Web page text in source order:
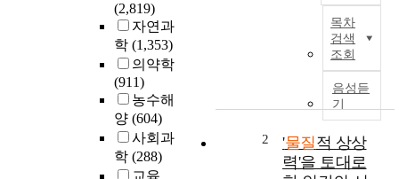
(2,819)
자연과
학 (1,353)
의약학
(911)
농수해
양 (604)
사회과
학 (288)
목차
검색
조회
음성듣
기
2 '물질적 상상
력'을 토대로